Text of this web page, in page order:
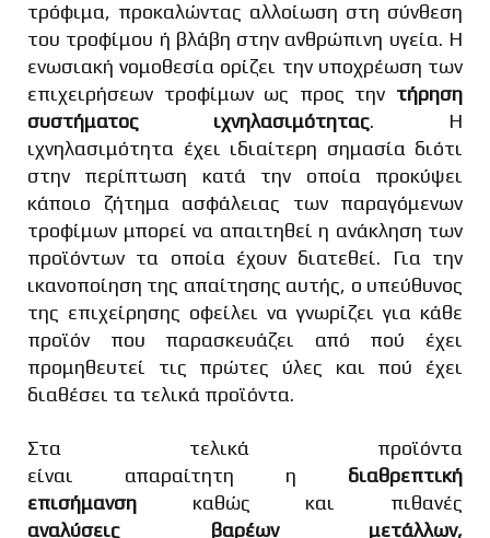
τρόφιμα, προκαλώντας αλλοίωση στη σύνθεση
του τροφίμου ή βλάβη στην ανθρώπινη υγεία. Η
ενωσιακή νομοθεσία ορίζει την υποχρέωση των
επιχειρήσεων τροφίμων ως προς την τήρηση
συστήματος ιχνηλασιμότητας. Η
ιχνηλασιμότητα έχει ιδιαίτερη σημασία διότι
στην περίπτωση κατά την οποία προκύψει
κάποιο ζήτημα ασφάλειας των παραγόμενων
τροφίμων μπορεί να απαιτηθεί η ανάκληση των
προϊόντων τα οποία έχουν διατεθεί. Για την
ικανοποίηση της απαίτησης αυτής, ο υπεύθυνος
της επιχείρησης οφείλει να γνωρίζει για κάθε
προϊόν που παρασκευάζει από πού έχει
προμηθευτεί τις πρώτες ύλες και πού έχει
διαθέσει τα τελικά προϊόντα.
Στα τελικά προϊόντα
είναι απαραίτητη η διαθρεπτική
επισήμανση καθώς και πιθανές
αναλύσεις βαρέων μετάλλων,